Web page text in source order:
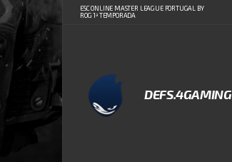
ESC ONLINE MASTER LEAGUE PORTUGAL BY
ROG 1ª TEMPORADA
DEFS.4GAMING